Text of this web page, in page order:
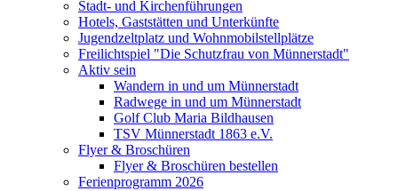
Stadt- und Kirchenführungen
Hotels, Gaststätten und Unterkünfte
Jugendzeltplatz und Wohnmobilstellplätze
Freilichtspiel "Die Schutzfrau von Münnerstadt"
Aktiv sein
Wandern in und um Münnerstadt
Radwege in und um Münnerstadt
Golf Club Maria Bildhausen
TSV Münnerstadt 1863 e.V.
Flyer & Broschüren
Flyer & Broschüren bestellen
Ferienprogramm 2026